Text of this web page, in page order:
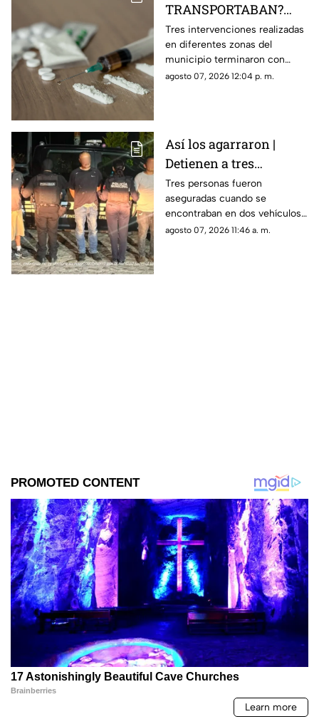
TRANSPORTABAN?
Tres personas son
detenidas en posesión
de estas sustancia en El
Marqués
Tres intervenciones realizadas
en diferentes zonas del
municipio terminaron con
personas aseguradas y
agosto 07, 2026 12:04 p. m.
Así los agarraron |
Detienen a tres
personas en Huimilpan
tras localizar presuntas
sustancias ilegales
Tres personas fueron
aseguradas cuando se
encontraban en dos vehículos;
durante la intervención fueron
agosto 07, 2026 11:46 a. m.